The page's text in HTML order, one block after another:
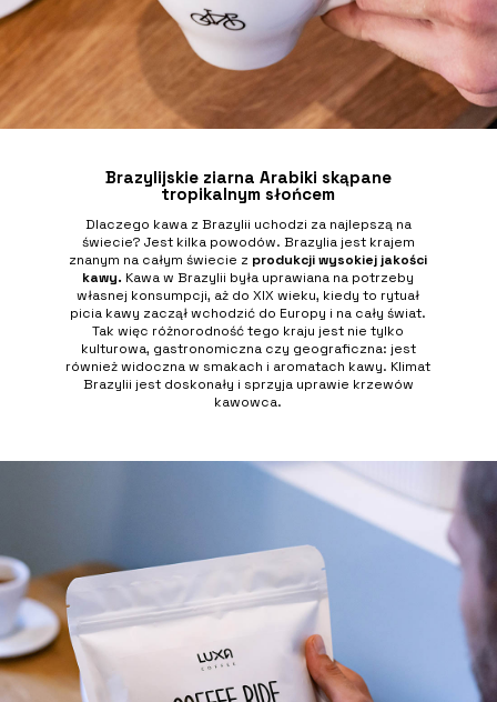
Brazylijskie ziarna Arabiki skąpane
tropikalnym słońcem
Dlaczego kawa z Brazylii uchodzi za najlepszą na
świecie? Jest kilka powodów. Brazylia jest krajem
znanym na całym świecie z produkcji wysokiej jakości
kawy. Kawa w Brazylii była uprawiana na potrzeby
własnej konsumpcji, aż do XIX wieku, kiedy to rytuał
picia kawy zaczął wchodzić do Europy i na cały świat.
Tak więc różnorodność tego kraju jest nie tylko
kulturowa, gastronomiczna czy geograficzna: jest
również widoczna w smakach i aromatach kawy. Klimat
Brazylii jest doskonały i sprzyja uprawie krzewów
kawowca.